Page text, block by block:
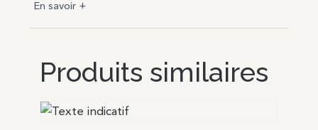
En savoir +
Produits similaires